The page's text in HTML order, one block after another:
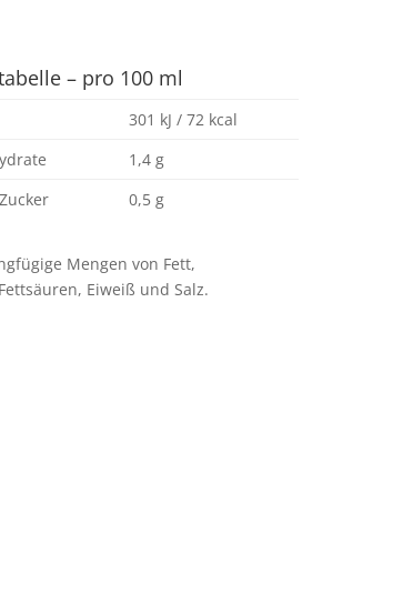
– pro 100 ml
301 kJ / 72 kcal
1,4 g
0,5 g
Mengen von Fett,
Eiweiß und Salz.